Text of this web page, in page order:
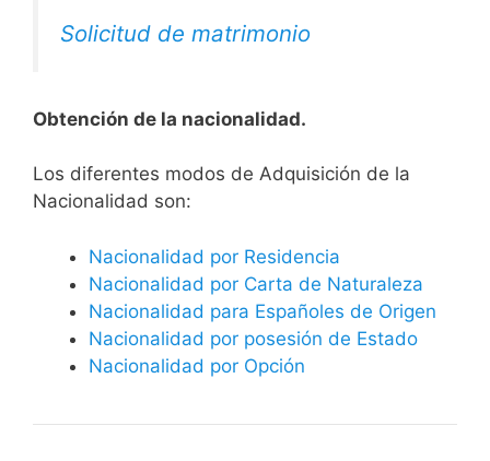
Solicitud de matrimonio
Obtención de la nacionalidad.
​​​Los diferentes modos de Adquisición de la
Nacionalidad son:
Nacionalidad por Residencia
Nacionalidad por Carta de Naturaleza
Nacionalidad para Españoles de Origen
Nacionalidad por posesión de Estado
Nacionalidad por Opción